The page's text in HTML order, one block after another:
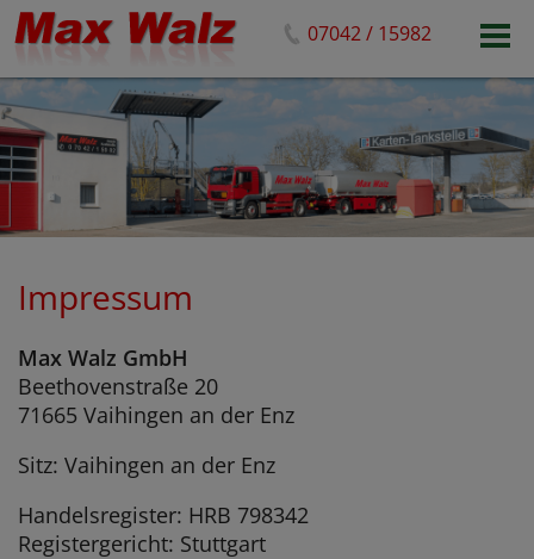
07042 / 15982
Startseite
Heizöl
24h Karten-Tankstelle
Profil
Kontakt
Impressum
Max Walz GmbH
Beethovenstraße 20
71665 Vaihingen an der Enz
Sitz: Vaihingen an der Enz
Handelsregister: HRB 798342
Registergericht: Stuttgart